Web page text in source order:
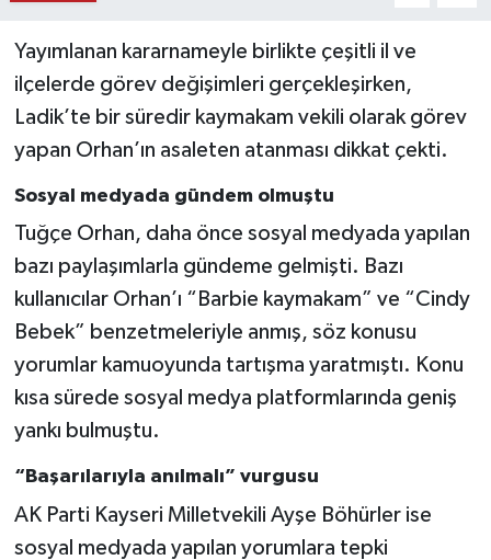
Yayımlanan kararnameyle birlikte çeşitli il ve
ilçelerde görev değişimleri gerçekleşirken,
Ladik’te bir süredir kaymakam vekili olarak görev
yapan Orhan’ın asaleten atanması dikkat çekti.
Sosyal medyada gündem olmuştu
Tuğçe Orhan, daha önce sosyal medyada yapılan
bazı paylaşımlarla gündeme gelmişti. Bazı
kullanıcılar Orhan’ı “Barbie kaymakam” ve “Cindy
Bebek” benzetmeleriyle anmış, söz konusu
yorumlar kamuoyunda tartışma yaratmıştı. Konu
kısa sürede sosyal medya platformlarında geniş
yankı bulmuştu.
“Başarılarıyla anılmalı” vurgusu
AK Parti Kayseri Milletvekili Ayşe Böhürler ise
sosyal medyada yapılan yorumlara tepki